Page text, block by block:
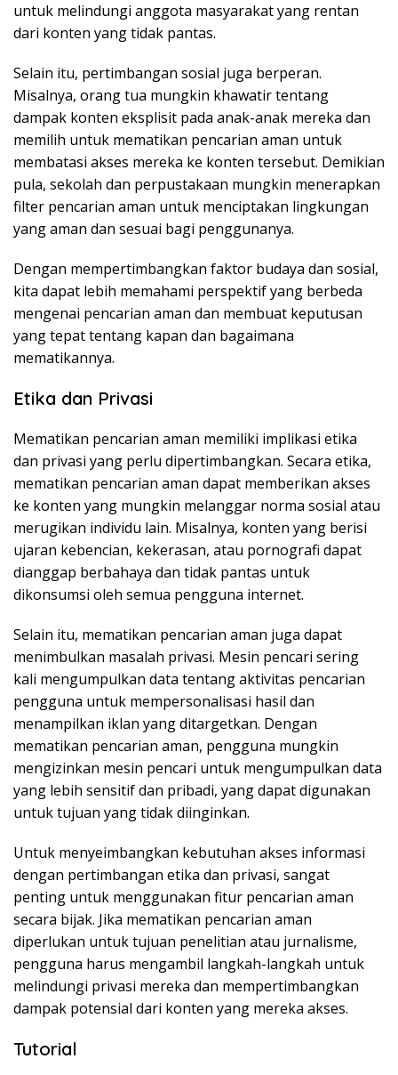
untuk melindungi anggota masyarakat yang rentan
dari konten yang tidak pantas.
Selain itu, pertimbangan sosial juga berperan.
Misalnya, orang tua mungkin khawatir tentang
dampak konten eksplisit pada anak-anak mereka dan
memilih untuk mematikan pencarian aman untuk
membatasi akses mereka ke konten tersebut. Demikian
pula, sekolah dan perpustakaan mungkin menerapkan
filter pencarian aman untuk menciptakan lingkungan
yang aman dan sesuai bagi penggunanya.
Dengan mempertimbangkan faktor budaya dan sosial,
kita dapat lebih memahami perspektif yang berbeda
mengenai pencarian aman dan membuat keputusan
yang tepat tentang kapan dan bagaimana
mematikannya.
Etika dan Privasi
Mematikan pencarian aman memiliki implikasi etika
dan privasi yang perlu dipertimbangkan. Secara etika,
mematikan pencarian aman dapat memberikan akses
ke konten yang mungkin melanggar norma sosial atau
merugikan individu lain. Misalnya, konten yang berisi
ujaran kebencian, kekerasan, atau pornografi dapat
dianggap berbahaya dan tidak pantas untuk
dikonsumsi oleh semua pengguna internet.
Selain itu, mematikan pencarian aman juga dapat
menimbulkan masalah privasi. Mesin pencari sering
kali mengumpulkan data tentang aktivitas pencarian
pengguna untuk mempersonalisasi hasil dan
menampilkan iklan yang ditargetkan. Dengan
mematikan pencarian aman, pengguna mungkin
mengizinkan mesin pencari untuk mengumpulkan data
yang lebih sensitif dan pribadi, yang dapat digunakan
untuk tujuan yang tidak diinginkan.
Untuk menyeimbangkan kebutuhan akses informasi
dengan pertimbangan etika dan privasi, sangat
penting untuk menggunakan fitur pencarian aman
secara bijak. Jika mematikan pencarian aman
diperlukan untuk tujuan penelitian atau jurnalisme,
pengguna harus mengambil langkah-langkah untuk
melindungi privasi mereka dan mempertimbangkan
dampak potensial dari konten yang mereka akses.
Tutorial